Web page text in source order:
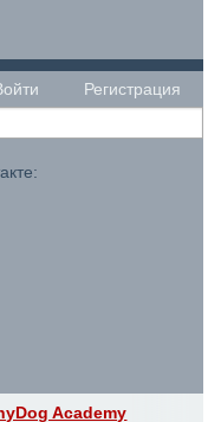
Регистрация
Academy